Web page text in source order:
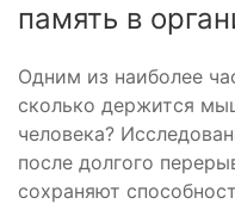
память в
Одним из наиболее
сколько держится
человека?
после долгого
сохраняют